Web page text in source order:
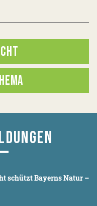
schützt Bayerns Natur –